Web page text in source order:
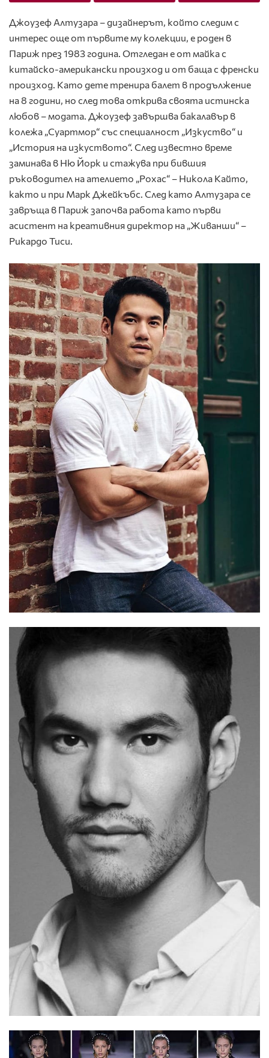
Джоузеф Алтузара – дизайнерът, който следим с
интерес още от първите му колекции, е роден в
Париж през 1983 година. Отгледан е от майка с
китайско-американски произход и от баща с френски
произход. Като дете тренира балет в продължение
на 8 години, но след това открива своята истинска
любов – модата. Джоузеф завършва бакалавър в
колежа „Суартмор“ със специалност „Изкуство“ и
„История на изкуството“. След известно време
заминава в Ню Йорк и стажува при бившия
ръководител на ателието „Рохас“ – Никола Кайто,
както и при Марк Джейкъбс. След като Алтузара се
завръща в Париж започва работа като първи
асистент на креативния директор на „Живанши“ –
Рикардо Тиси.